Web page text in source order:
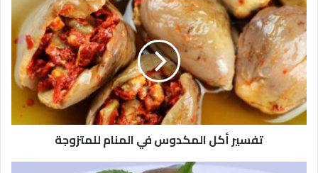
تفسير أكل المكدوس في المنام للمتزوجة